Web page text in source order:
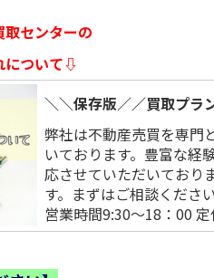
センターの
について⇩
＼＼保存版／／買取プラ
弊社は不動産売買を専門
いております。豊富な経
応させていただいており
す。まずはご相談くださ
営業時間9:30～18：00